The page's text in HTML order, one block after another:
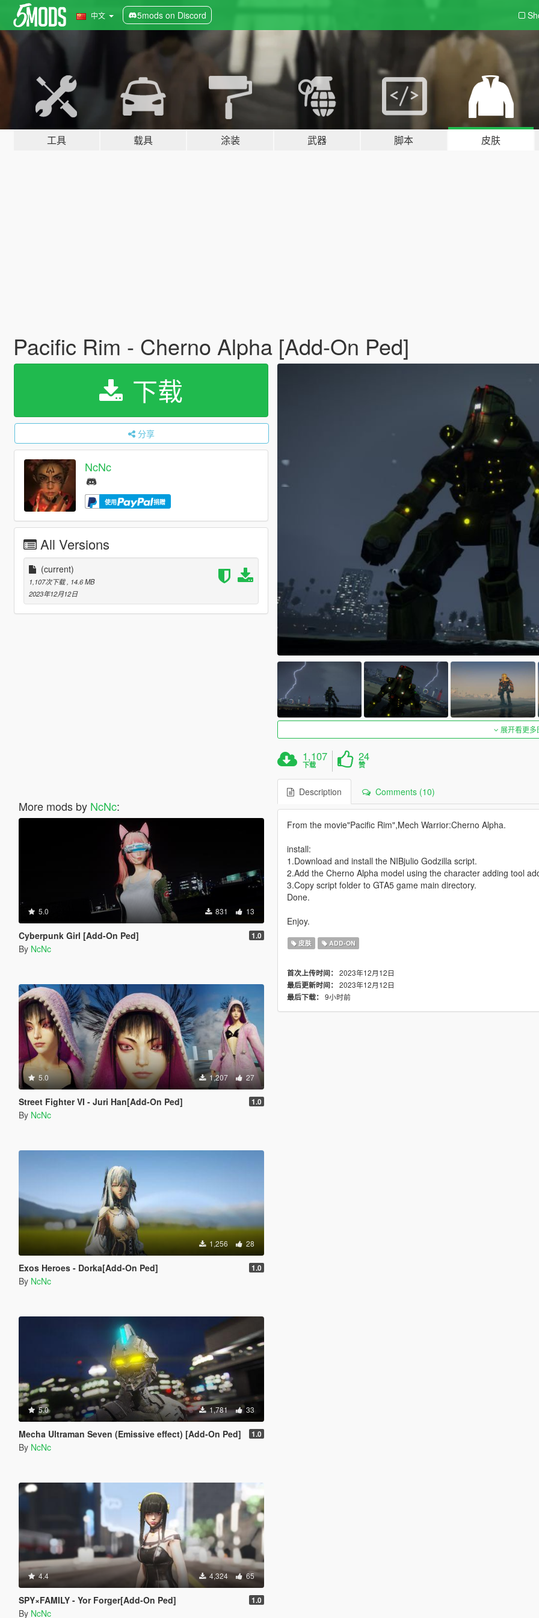
中文 5mods on Discord
工具 载具 涂装 武器 脚本 皮肤
Pacific Rim - Cherno Alpha [Add-On Ped]
下载
分享
NcNc
使用 捐赠
All Versions
(current)
1,107次下载 , 14.6 MB
2023年12月12日
More mods by NcNc:
5.0 831 13
Cyberpunk Girl [Add-On Ped] 1.0
By NcNc
5.0 1,207 27
Street Fighter VI - Juri Han[Add-On Ped] 1.0
By NcNc
1,256 28
Exos Heroes - Dorka[Add-On Ped] 1.0
By NcNc
5.0 1,781 33
Mecha Ultraman Seven (Emissive effect) [Add-On Ped] 1.0
By NcNc
4.4 4,324 65
SPY×FAMILY - Yor Forger[Add-On Ped] 1.0
By NcNc
展开看更
1,107
下载
24
赞
Description Comments (10)
From the movie"Pacific Rim",Mech Warrior:Cherno Alpha.
install:
1.Download and install the NIBjulio Godzilla script.
2.Add the Cherno Alpha model using the character adding tool
3.Copy script folder to GTA5 game main directory.
Done.
Enjoy.
皮肤 ADD-ON
首次上传时间： 2023年12月12日
最后更新时间： 2023年12月12日
最后下载： 9小时前